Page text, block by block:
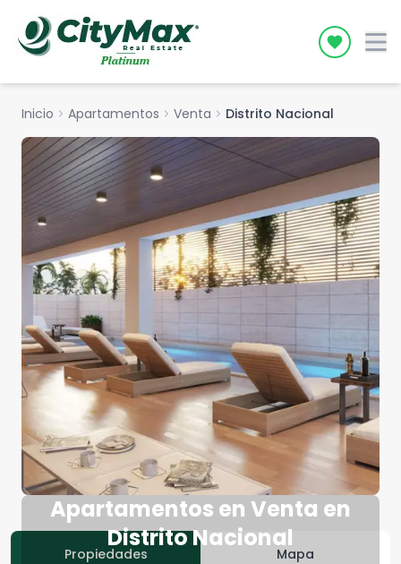
Icon
Inicio chevron_right Apartamentos chevron_right Venta chevron_right Distrito Nacional
Apartamentos en Venta en
Distrito Nacional
Propiedades Mapa